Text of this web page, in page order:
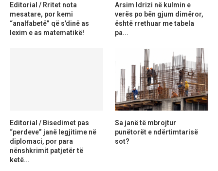
Editorial / Rritet nota
mesatare, por kemi
“analfabetë” që s’dinë as
lexim e as matematikë!
Arsim Idrizi në kulmin e
verës po bën gjum dimëror,
është rrethuar me tabela
pa...
Editorial / Bisedimet pas
“perdeve” janë legjitime në
diplomaci, por para
nënshkrimit patjetër të
ketë...
Sa janë të mbrojtur
punëtorët e ndërtimtarisë
sot?